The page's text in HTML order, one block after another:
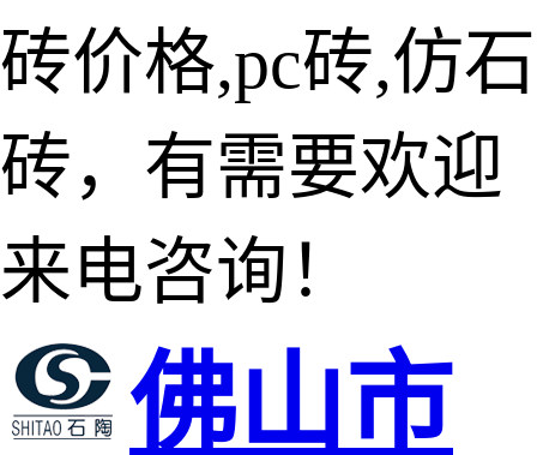
砖价格,pc砖,仿石
砖，有需要欢迎
来电咨询！
佛山市
承重仿石砖
细面透水砖